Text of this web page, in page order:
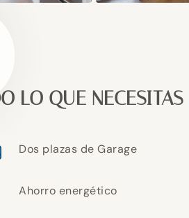
LO QUE NECESITAS
Dos plazas de Garage
Ahorro energético